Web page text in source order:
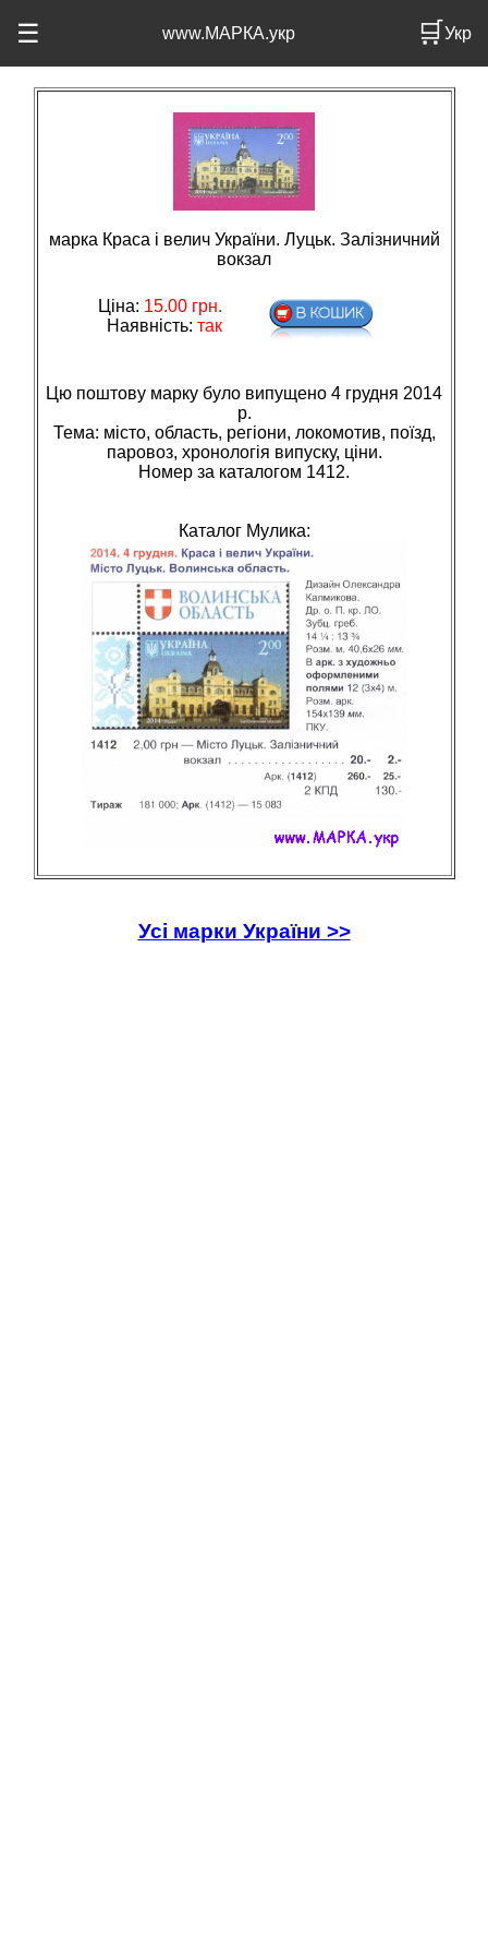
☰ www.МАРКА.укр 🛒Укр
марка Краса і велич України. Луцьк. Залізничний
вокзал
Ціна: 15.00грн.
Наявність: так
Цю поштову марку було випущено 4 грудня 2014
р.
Тема: мiсто, область, регiони, локомотив, поїзд,
паровоз, хронологiя випуску, цiни.
Номер за каталогом 1412.
Каталог Мулика:
Усі марки України >>